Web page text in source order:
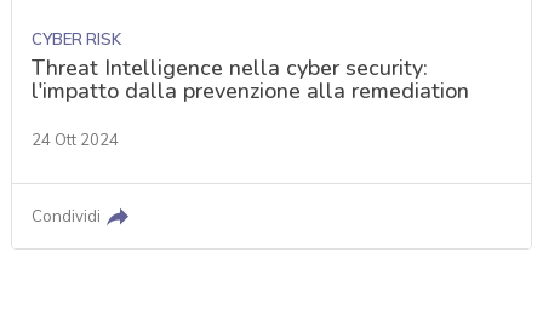
CYBER RISK
Threat Intelligence nella cyber security:
l'impatto dalla prevenzione alla remediation
24 Ott 2024
Condividi